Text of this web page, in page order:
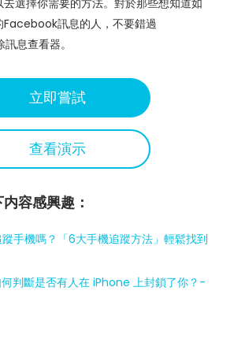
選擇你需要的方法。對於那些想知道如
Facebook訊息的人，不要錯過
訊息查看器。
立即嘗試
查看演示
容感興趣：
手機嗎？「6大手機追蹤方法」輕鬆找到
判斷是否有人在 iPhone 上封鎖了你？-